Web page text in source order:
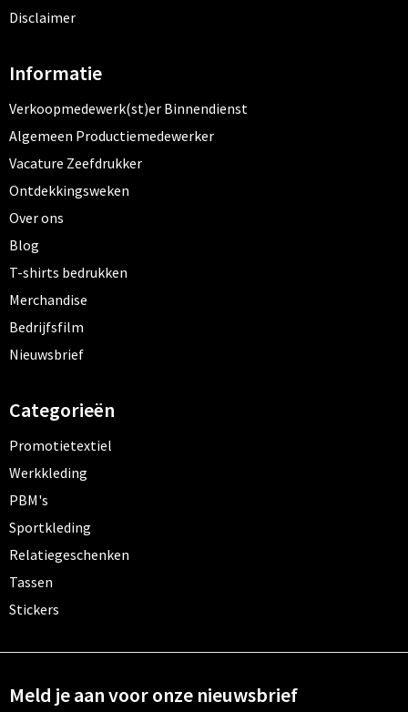
Disclaimer
Informatie
Verkoopmedewerk(st)er Binnendienst
Algemeen Productiemedewerker
Vacature Zeefdrukker
Ontdekkingsweken
Over ons
Blog
T-shirts bedrukken
Merchandise
Bedrijfsfilm
Nieuwsbrief
Categorieën
Promotietextiel
Werkkleding
PBM's
Sportkleding
Relatiegeschenken
Tassen
Stickers
Meld je aan voor onze nieuwsbrief